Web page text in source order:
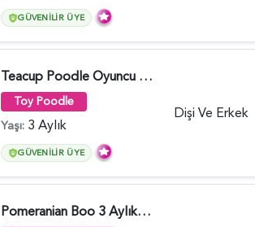
GÜVENILIR ÜYE
Teacup Poodle Oyuncu Yavrularımız - 5966
Toy Poodle
Yaşı: 3 Aylık
GÜVENILIR ÜYE
Dişi Ve Erkek
Pomeranian Boo 3 Aylık Hazır Yavrular - 6020